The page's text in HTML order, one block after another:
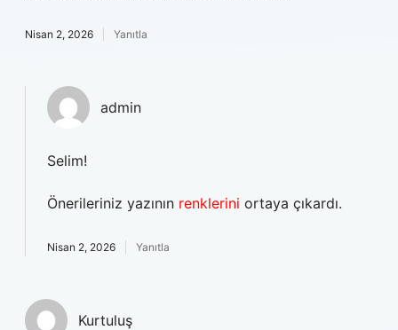
Nisan 2, 2026 Yanıtla
admin
Selim!
Önerileriniz yazının renklerini ortaya çıkardı.
Nisan 2, 2026 Yanıtla
Kurtuluş